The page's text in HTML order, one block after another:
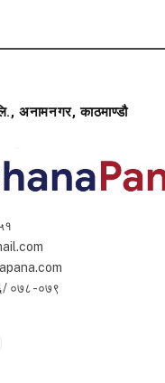
अनामनगर, काठमाण्डौ
०७८ -०७९